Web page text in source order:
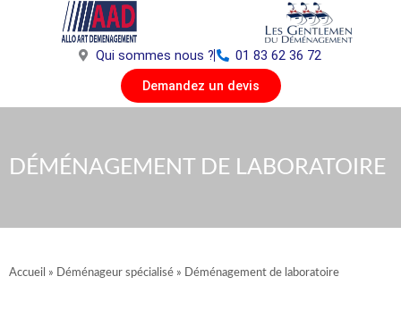
Qui sommes nous ?
01 83 62 36 72
Demandez un devis
DÉMÉNAGEMENT DE LABORATOIRE
Accueil » Déménageur spécialisé » Déménagement de laboratoire